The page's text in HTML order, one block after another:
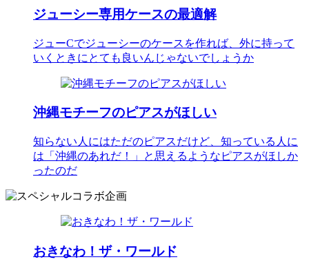
ジューシー専用ケースの最適解
ジューCでジューシーのケースを作れば、外に持って
いくときにとても良いんじゃないでしょうか
沖縄モチーフのピアスがほしい
知らない人にはただのピアスだけど、知っている人に
は「沖縄のあれだ！」と思えるようなピアスがほしか
ったのだ
おきなわ！ザ・ワールド